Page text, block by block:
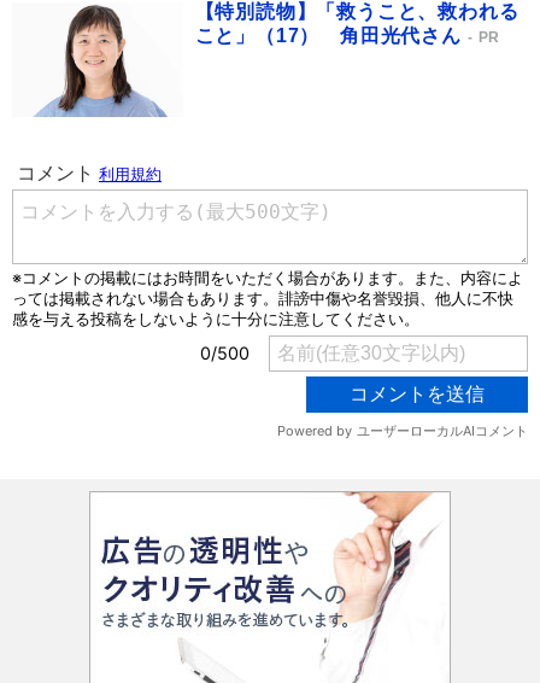
【特別読物】「救うこと、救われる
こと」（17） 角田光代さん
PR